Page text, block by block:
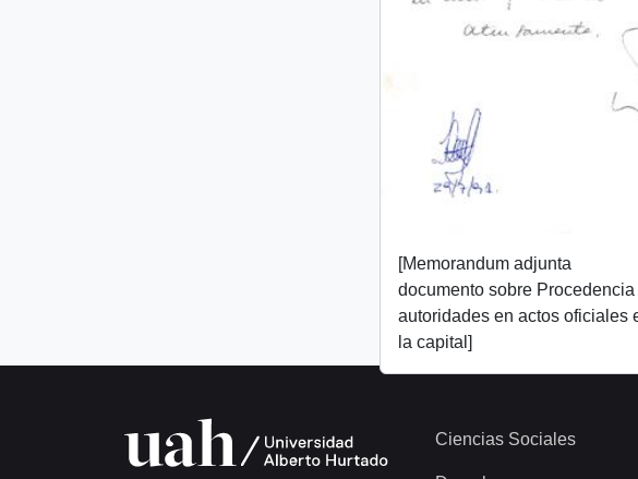
[Memorandum adjunta
documento sobre Procedencia
autoridades en actos oficiales
la capital]
Ciencias Sociales